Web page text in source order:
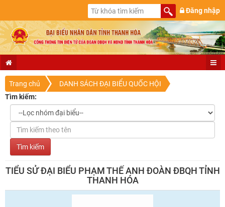
Đăng nhập
Trang chủ
DANH SÁCH ĐẠI BIỂU QUỐC HỘI
Tìm kiếm:
TIỂU SỬ ĐẠI BIỂU PHẠM THẾ ANH ĐOÀN ĐBQH TỈNH
THANH HÓA